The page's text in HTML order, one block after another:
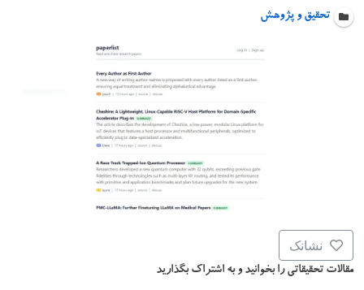
تحقیق و پژوهش
نشانک
مقالات تحقیقاتی را بخوانید و به اشتراک بگذارید